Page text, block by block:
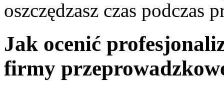
oszczędzasz czas podczas
Jak ocenić
firmy